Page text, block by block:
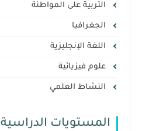
التربية على المواطنة
الجغرافيا
اللغة الإنجليزية
علوم فيزيائية
النشاط العلمي
المستويات الدراسية